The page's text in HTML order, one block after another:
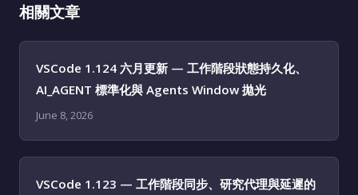
相關文章
VSCode 1.124 六月更新 — 工作階段狀態持久化、
AI_AGENT 標準化與 Agents Window 拋光
June 8, 2026
VSCode 1.123 — 工作階段同步、研究代理與延遲的